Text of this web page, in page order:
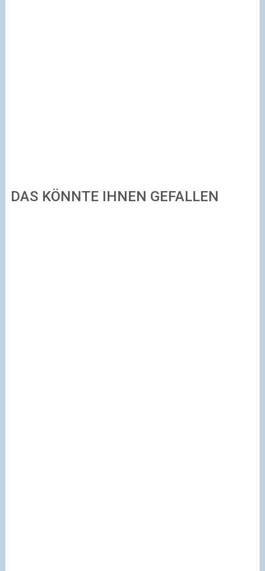
DAS KÖNNTE IHNEN GEFALLEN